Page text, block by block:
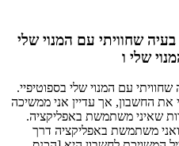
שחוויתי עם המנוי שלי
שלי ו
עם המנוי שלי בספוטיפיי.
את החשבון, אך עדיין אני ממשיכה
שאיני משתמשת באפליקציה.
ואני משתמשת באפליקציה דרך